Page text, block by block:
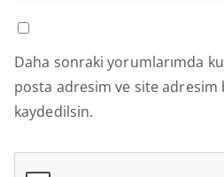
Daha sonraki yorumlarımda
posta adresim ve site adresim
kaydedilsin.